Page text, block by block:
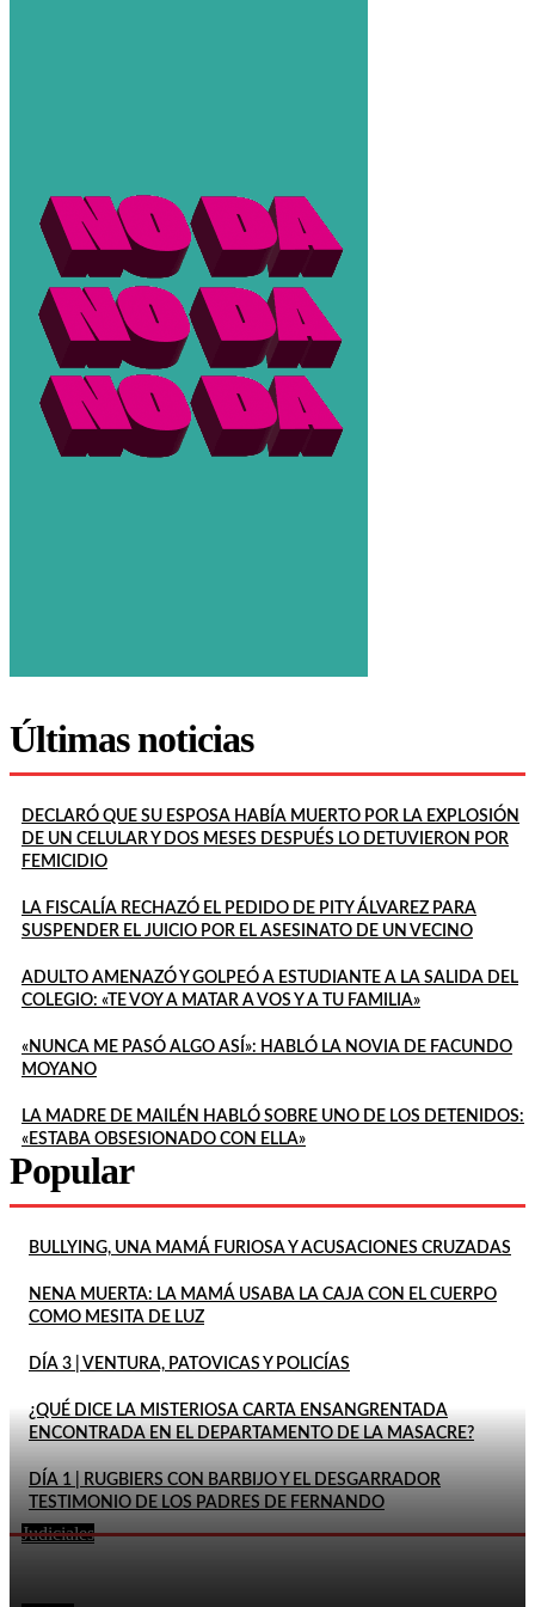
Últimas noticias
DECLARÓ QUE SU ESPOSA HABÍA MUERTO POR LA EXPLOSIÓN
DE UN CELULAR Y DOS MESES DESPUÉS LO DETUVIERON POR
FEMICIDIO
LA FISCALÍA RECHAZÓ EL PEDIDO DE PITY ÁLVAREZ PARA
SUSPENDER EL JUICIO POR EL ASESINATO DE UN VECINO
ADULTO AMENAZÓ Y GOLPEÓ A ESTUDIANTE A LA SALIDA DEL
COLEGIO: «TE VOY A MATAR A VOS Y A TU FAMILIA»
«NUNCA ME PASÓ ALGO ASÍ»: HABLÓ LA NOVIA DE FACUNDO
MOYANO
LA MADRE DE MAILÉN HABLÓ SOBRE UNO DE LOS DETENIDOS:
«ESTABA OBSESIONADO CON ELLA»
Popular
BULLYING, UNA MAMÁ FURIOSA Y ACUSACIONES CRUZADAS
NENA MUERTA: LA MAMÁ USABA LA CAJA CON EL CUERPO
COMO MESITA DE LUZ
DÍA 3 | VENTURA, PATOVICAS Y POLICÍAS
¿QUÉ DICE LA MISTERIOSA CARTA ENSANGRENTADA
ENCONTRADA EN EL DEPARTAMENTO DE LA MASACRE?
DÍA 1 | RUGBIERS CON BARBIJO Y EL DESGARRADOR
TESTIMONIO DE LOS PADRES DE FERNANDO
Judiciales